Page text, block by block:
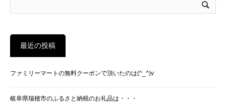
最近の投稿
ファミリーマートの無料クーポンで頂いたのは(^_^)v
岐阜県瑞穂市のふるさと納税のお礼品は・・・